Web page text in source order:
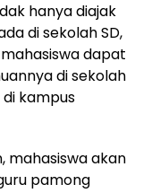
hanya diajak
di sekolah SD,
dapat
di sekolah
kampus
mahasiswa akan
pamong